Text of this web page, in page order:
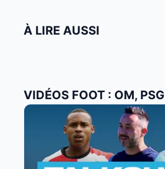
À LIRE AUSSI
VIDÉOS FOOT : OM, PSG